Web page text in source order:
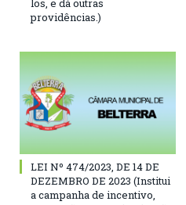
los, e dá outras
providências.)
LEI Nº 474/2023, DE 14 DE
DEZEMBRO DE 2023 (Institui
a campanha de incentivo,